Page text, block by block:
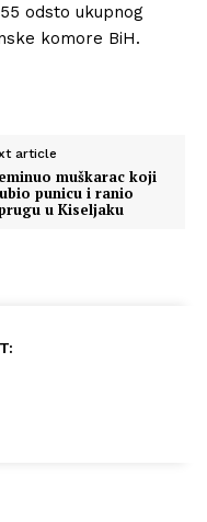
odsto ukupnog
komore BiH.
article
muškarac koji
punicu i ranio
u Kiseljaku